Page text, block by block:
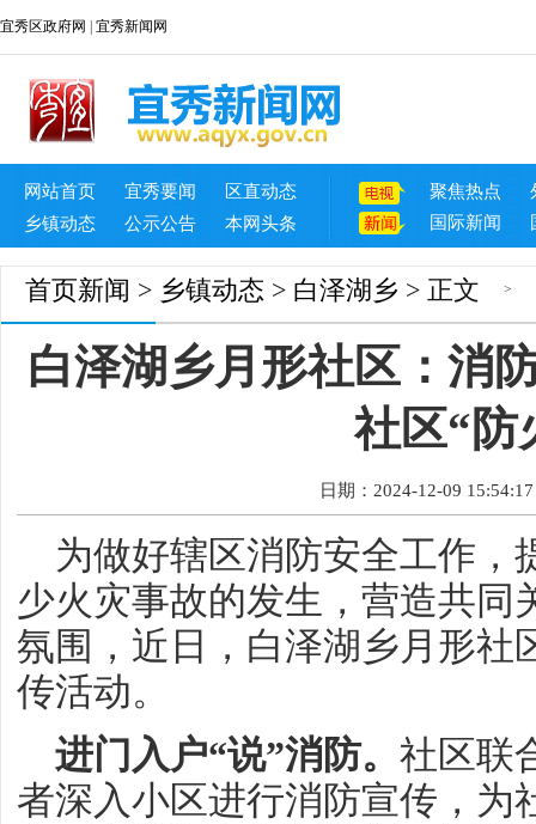
宜秀区政府网 宜秀新闻网
网站首页 宜秀要闻
区直动态
乡镇动态
公示公告 本网头条
聚焦热点
国际新闻
首页 >
新闻 > 乡镇动态 > 白泽湖乡 > 正文
白泽湖乡月形社区：消
社区“防
日期：2024-12-09 15:54:17
为做好辖区消防安全工作，
少火灾事故的发生，营造共同
氛围，近日，白泽湖乡月形社
传活动。
进门入户“说”消防。 社区联
者深入小区进行消防宣传，为